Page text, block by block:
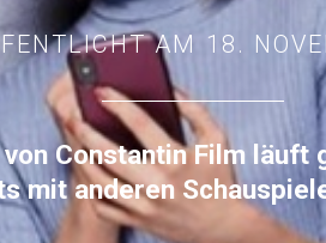
AM 18.
Constantin Film
mit anderen